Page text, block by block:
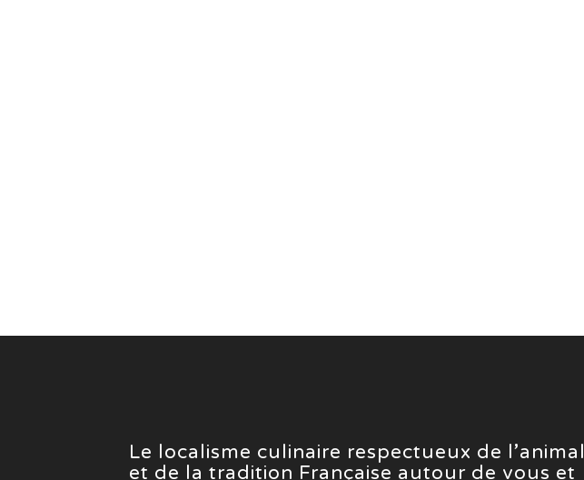
Le localisme culinaire respectueux de l’animal
et de la tradition Française autour de vous et